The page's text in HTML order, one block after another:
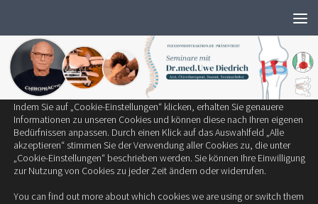
SCHLAGWÖRTER:PROTUSION
RÜCKEN/BSV
Der Bandscheibenvorfall Teil 1: Die Anatomie
Wir verwenden ausschließlich notwendige Cookies, um die bestmögliche
Zum Einsatz kommen auf unserer Seite:
Technisch notwendige Cookies
Statistik-Cookies
Cookies von Drittanbietern
Indem Sie auf „Cookie-Einstellungen“ klicken, erhalten Sie genauere
Informationen zu unseren Cookies und können diese nach Ihren eigenen
Bedürfnissen anpassen. Durch einen Klick auf das Auswahlfeld „Alle
akzeptieren“ stimmen Sie der Verwendung aller Cookies zu, die unter
„Cookie-Einstellungen“ beschrieben werden. Sie können Ihre Einwilligung
zur Nutzung von Cookies zu jeder Zeit ändern oder widerrufen.
You can find out more about which cookies we are using or switch them